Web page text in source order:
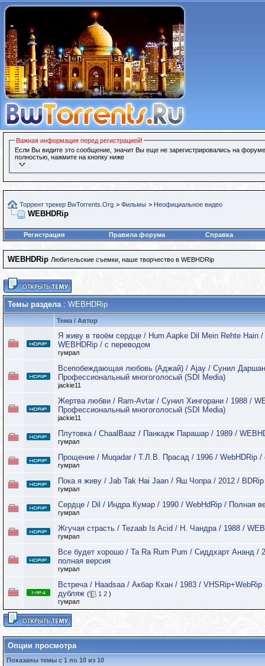
Важная информация перед регистрацией!
Если Вы видите это сообщение, значит Вы еще не зарегистрировались на
полностью, нажмите на кнопку ниже
Торрент трекер BwTorrents.Org > Фильмы > Неофициальное видео
WEBHDRip
Регистрация Правила форума Справка
WEBHDRip Любительские съемки, наше творчество в WEBHDRip
Темы раздела: WEBHDRip
Тема / Автор
Я живу в твоём сердце / Hum Aapke Dil Mein Rehte Hain
WEBHDRip / с переводом
гумрал
Всепобеждающая любовь (Аджай) / Ajay / Сунил
Профессиональный многоголосый (SDI Media)
jackie11
Жертва любви / Ram-Avtar / Сунил Хингорани / 1988 /
Профессиональный многоголосый (SDI Media)
jackie11
Плутовка / ChaalBaaz / Панкадж Парашар / 1989 /
гумрал
Прощение / Muqadar / Т.Л.В. Прасад / 1996 / WebHDRip /
гумрал
Пока я живу / Jab Tak Hai Jaan / Яш Чопра / 2012 /
гумрал
Сердце / Dil / Индра Кумар / 1990 / WebHdRip / Полная
гумрал
Жгучая страсть / Tezaab Is Acid / Н. Чандра / 1988 /
гумрал
Все будет хорошо / Ta Ra Rum Pum / Сиддхарт Ананд /
полная версия
гумрал
Встреча / Haadsaa / Акбар Кхан / 1983 /
дубляж ( 1 2 )
гумрал
Опции просмотра
Показаны темы с 1 по 10 из 10